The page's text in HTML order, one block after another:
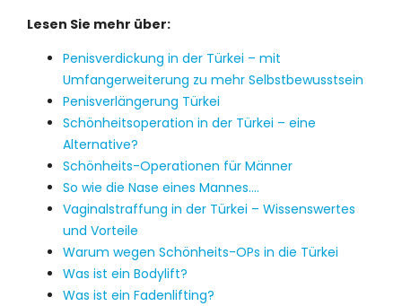
Lesen Sie mehr über:
Penisverdickung in der Türkei – mit
Umfangerweiterung zu mehr Selbstbewusstsein
Penisverlängerung Türkei
Schönheitsoperation in der Türkei – eine
Alternative?
Schönheits-Operationen für Männer
So wie die Nase eines Mannes….
Vaginalstraffung in der Türkei – Wissenswertes
und Vorteile
Warum wegen Schönheits-OPs in die Türkei
Was ist ein Bodylift?
Was ist ein Fadenlifting?